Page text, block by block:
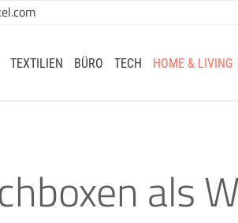
TEXTILIEN BÜRO TECH HOME & LIVING
als